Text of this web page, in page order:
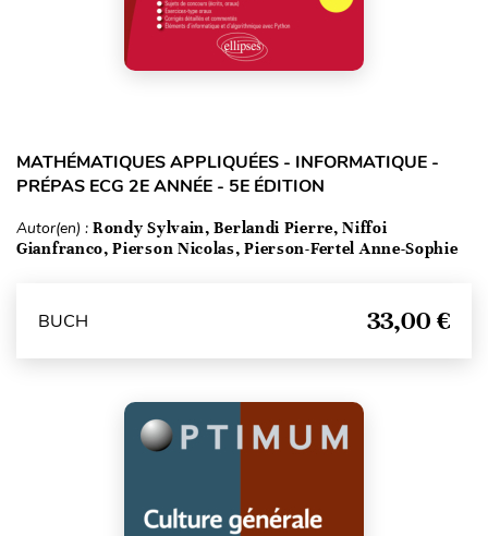
MATHÉMATIQUES APPLIQUÉES - INFORMATIQUE -
PRÉPAS ECG 2E ANNÉE - 5E ÉDITION
Autor(en) : Rondy Sylvain, Berlandi Pierre, Niffoi
Gianfranco, Pierson Nicolas, Pierson-Fertel Anne-Sophie
BUCH 33,00 €